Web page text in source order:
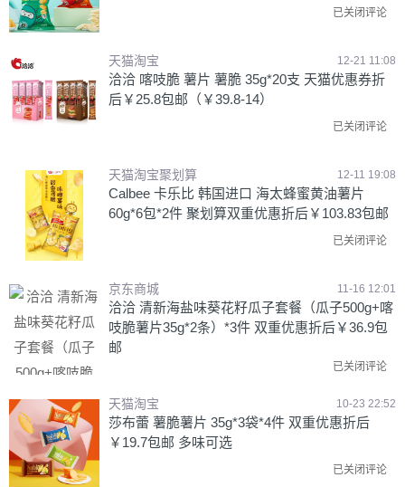
已关闭评论
天猫淘宝 12-21 11:08
洽洽 喀吱脆 薯片 薯脆 35g*20支 天猫优惠券折
后￥25.8包邮（￥39.8-14）
已关闭评论
天猫淘宝聚划算 12-11 19:08
Calbee 卡乐比 韩国进口 海太蜂蜜黄油薯片
60g*6包*2件 聚划算双重优惠折后￥103.83包邮
已关闭评论
京东商城 11-16 12:01
洽洽 清新海盐味葵花籽瓜子套餐（瓜子500g+喀
吱脆薯片35g*2条）*3件 双重优惠折后￥36.9包
邮
已关闭评论
天猫淘宝 10-23 22:52
莎布蕾 薯脆薯片 35g*3袋*4件 双重优惠折后
￥19.7包邮 多味可选
已关闭评论